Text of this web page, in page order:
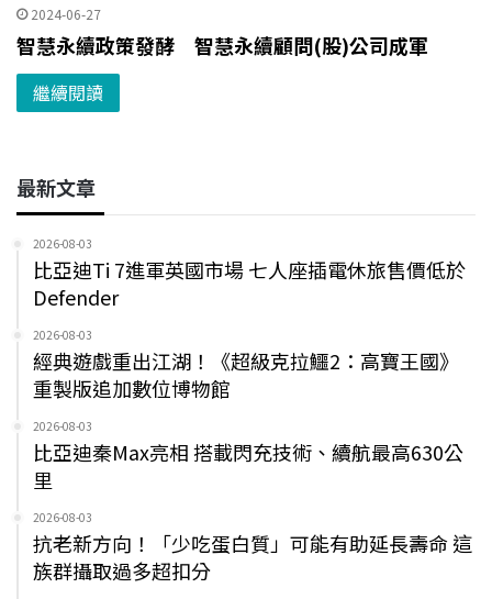
2024-06-27
智慧永續政策發酵 智慧永續顧問(股)公司成軍
繼續閱讀
最新文章
2026-08-03
比亞迪Ti 7進軍英國市場 七人座插電休旅售價低於
Defender
2026-08-03
經典遊戲重出江湖！《超級克拉鱷2：高寶王國》
重製版追加數位博物館
2026-08-03
比亞迪秦Max亮相 搭載閃充技術、續航最高630公
里
2026-08-03
抗老新方向！「少吃蛋白質」可能有助延長壽命 這
族群攝取過多超扣分